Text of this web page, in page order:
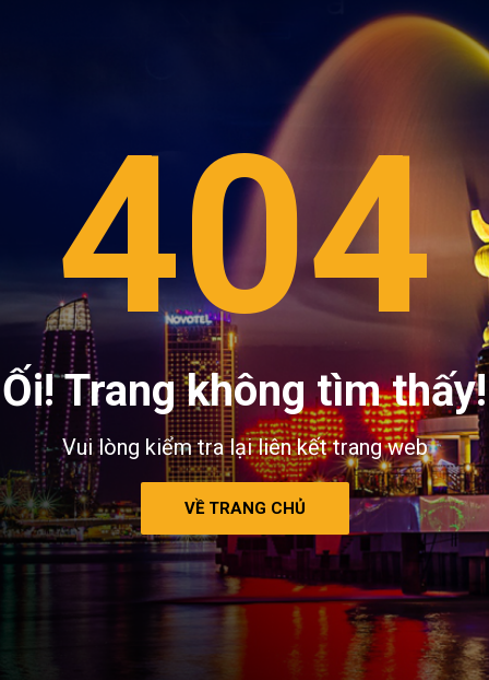
404
Ối! Trang không tìm thấy!
Vui lòng kiểm tra lại liên kết trang web
VỀ TRANG CHỦ